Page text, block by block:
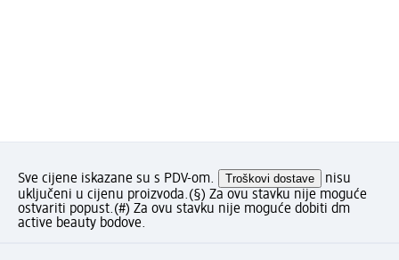
Sve cijene iskazane su s PDV-om. Troškovi dostave
nisu
uključeni u cijenu proizvoda.(§) Za ovu stavku nije moguće
ostvariti popust.(#) Za ovu stavku nije moguće dobiti dm
active beauty bodove.